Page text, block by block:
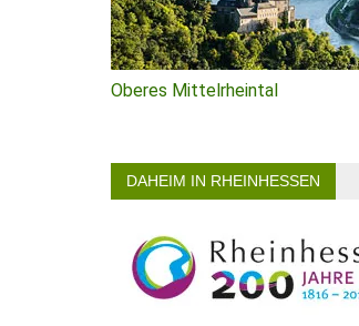
Oberes Mittelrheintal
DAHEIM IN RHEINHESSEN